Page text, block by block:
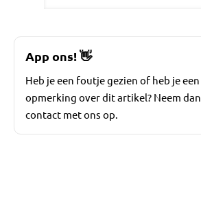
App ons!👋
Heb je een foutje gezien of heb je een
opmerking over dit artikel? Neem dan
contact met ons op.